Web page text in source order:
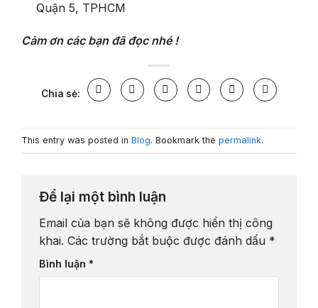
Quận 5, TPHCM
Cảm ơn các bạn đã đọc nhé !
Chia sẻ:
This entry was posted in Blog. Bookmark the permalink.
Để lại một bình luận
Email của bạn sẽ không được hiển thị công
khai. Các trường bắt buộc được đánh dấu *
Bình luận *